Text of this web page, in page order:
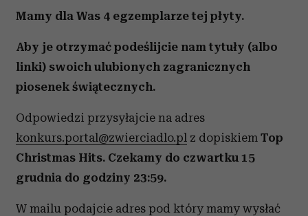
Mamy dla Was 4 egzemplarze tej płyty.
Aby je otrzymać podeślijcie nam tytuły (albo
linki) swoich ulubionych zagranicznych
piosenek świątecznych.
Odpowiedzi przysyłajcie na adres
konkurs.portal@zwierciadlo.pl z dopiskiem Top
Christmas Hits. Czekamy do czwartku 15
grudnia do godziny 23:59.
W mailu podajcie adres pod który mamy wysłać